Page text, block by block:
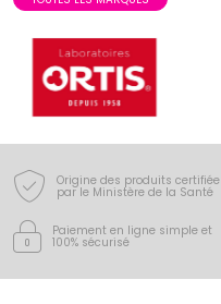
Origine des produits certifiée
par le Ministère de la Santé
Paiement en ligne simple et
100% sécurisé